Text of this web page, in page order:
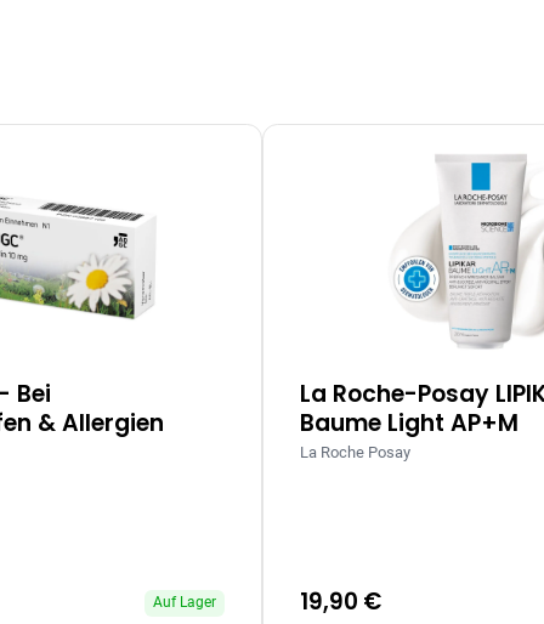
Bei
& Allergien
Auf Lager
La Roche-Posay
Baume Light AP+M
La Roche Posay
19,90 €